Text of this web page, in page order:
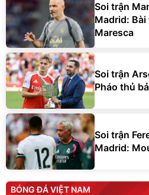
Soi trận
Madrid:
Maresca
Soi trận
Pháo thủ
Soi trận
Madrid:
BÓNG ĐÁ VIỆT NAM